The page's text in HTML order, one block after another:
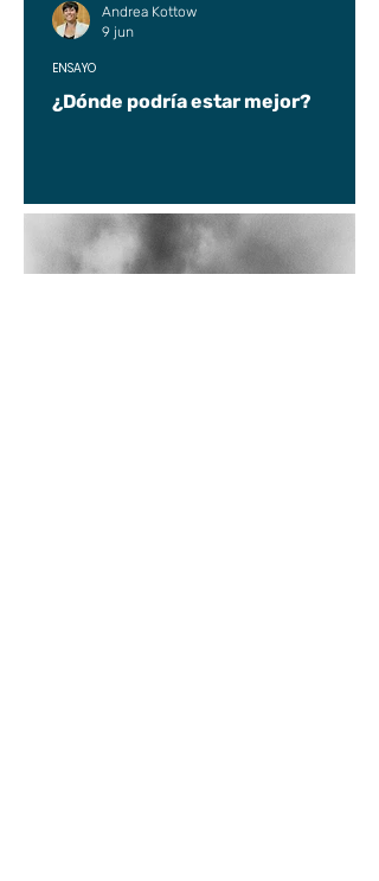
¿Dónde podría estar mejor?
ENSAYO
Andrea Kottow
9 jun